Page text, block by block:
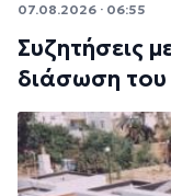
07.08.2026 · 06:55
Συζητήσεις
διάσωση